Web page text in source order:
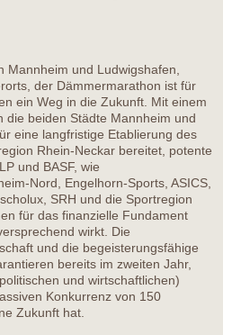
Mannheim und Ludwigshafen,
der Dämmermarathon ist für
ein Weg in die Zukunft. Mit einem
die beiden Städte Mannheim und
eine langfristige Etablierung des
Rhein-Neckar bereitet, potente
und BASF, wie
Nord, Engelhorn-Sports, ASICS,
SRH und die Sportregion
für das finanzielle Fundament
wirkt. Die
und die begeisterungsfähige
bereits im zweiten Jahr,
und wirtschaftlichen)
Konkurrenz von 150
Zukunft hat.